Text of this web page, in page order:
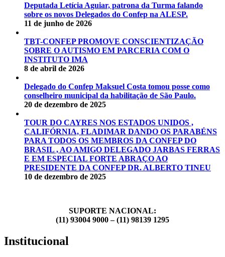
Deputada Letícia Aguiar, patrona da Turma falando
sobre os novos Delegados do Confep na ALESP.
11 de junho de 2026
TBT-CONFEP PROMOVE CONSCIENTIZAÇÃO
SOBRE O AUTISMO EM PARCERIA COM O
INSTITUTO IMA
8 de abril de 2026
Delegado do Confep Maksuel Costa tomou posse como
conselheiro municipal da habilitação de São Paulo.
20 de dezembro de 2025
TOUR DO CAYRES NOS ESTADOS UNIDOS ,
CALIFÓRNIA, FLADIMAR DANDO OS PARABÉNS
PARA TODOS OS MEMBROS DA CONFEP DO
BRASIL , AO AMIGO DELEGADO JARBAS FERRAS
E EM ESPECIAL FORTE ABRAÇO AO
PRESIDENTE DA CONFEP DR. ALBERTO TINEU
10 de dezembro de 2025
SUPORTE NACIONAL:
(11) 93004 9000 – (11) 98139 1295
Institucional